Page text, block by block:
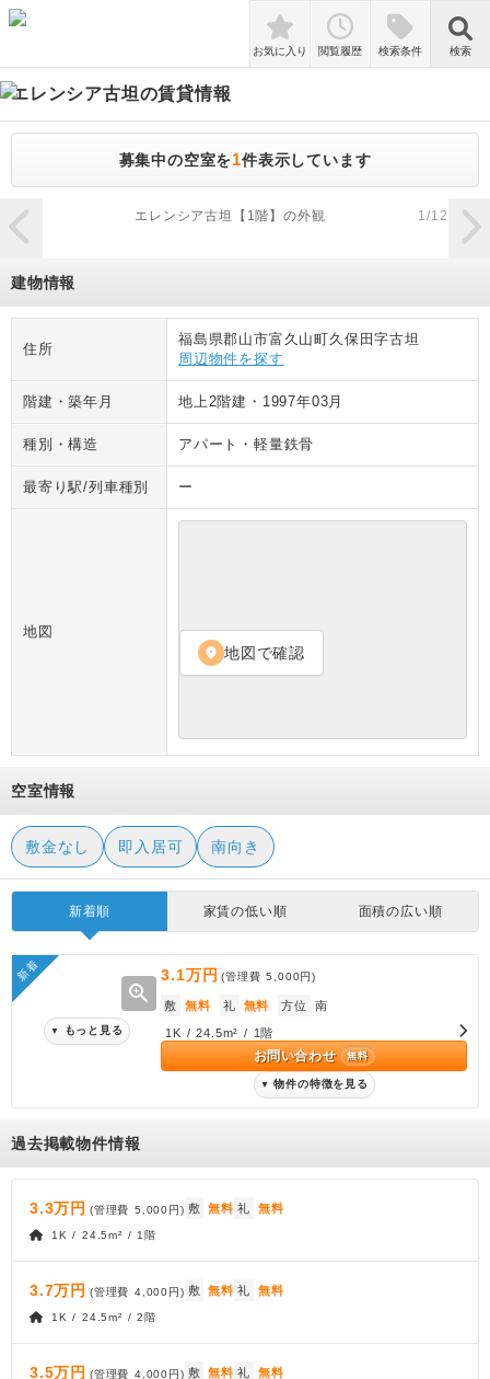
検索
お気に入り 閲覧履歴 検索条件 検索
エレンシア古坦 の賃貸情報
募集中の空室を1件表示しています
zoom_in
エレンシア古坦【1階】の外観 1/12
建物情報
住所
福島県郡山市富久山町久保田字古坦
周辺物件を探す
階建・築年月 地上2階建 ・ 1997年03月
種別・構造 アパート ・軽量鉄骨
最寄り駅/列車種別 ー
地図
location_on 地図で確認
空室情報
敷金なし 即入居可 南向き
新着順 家賃の低い順 面積の広い順
新着
zoom_in
▼ もっと見る
3.1万円 (管理費5,000円)
敷 無料 礼 無料 方位 南
1K / 24.5m² / 1階
お問い合わせ 無料
▼ 物件の特徴を見る
過去掲載物件情報
3.3万円 (管理費 5,000円) 敷 無料 礼 無料
1K / 24.5m² / 1階
3.7万円 (管理費 4,000円) 敷 無料 礼 無料
1K / 24.5m² / 2階
3.5万円 (管理費 4,000円) 敷 無料 礼 無料